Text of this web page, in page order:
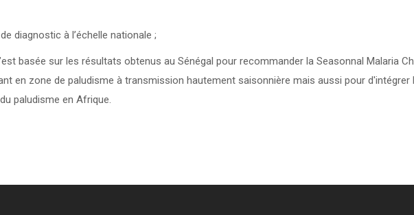
diagnostic à l’échelle nationale ;
basée sur les résultats obtenus au Sénégal pour recommander la Seasonnal Malaria
en zone de paludisme à transmission hautement saisonnière mais aussi pour
paludisme en Afrique.